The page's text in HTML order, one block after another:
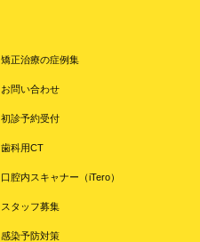
矯正治療の症例集
お問い合わせ
初診予約受付
歯科用CT
口腔内スキャナー（iTero）
スタッフ募集
感染予防対策